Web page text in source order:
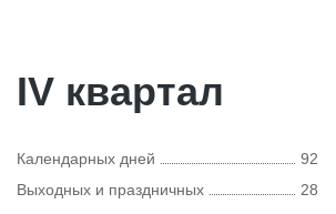
IV квартал
Календарных дней
92
Выходных и праздничных
28